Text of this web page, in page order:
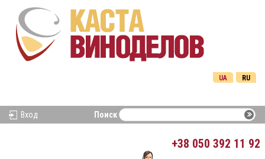
RU
UA
Вход Поиск
+38 050 392 11 92